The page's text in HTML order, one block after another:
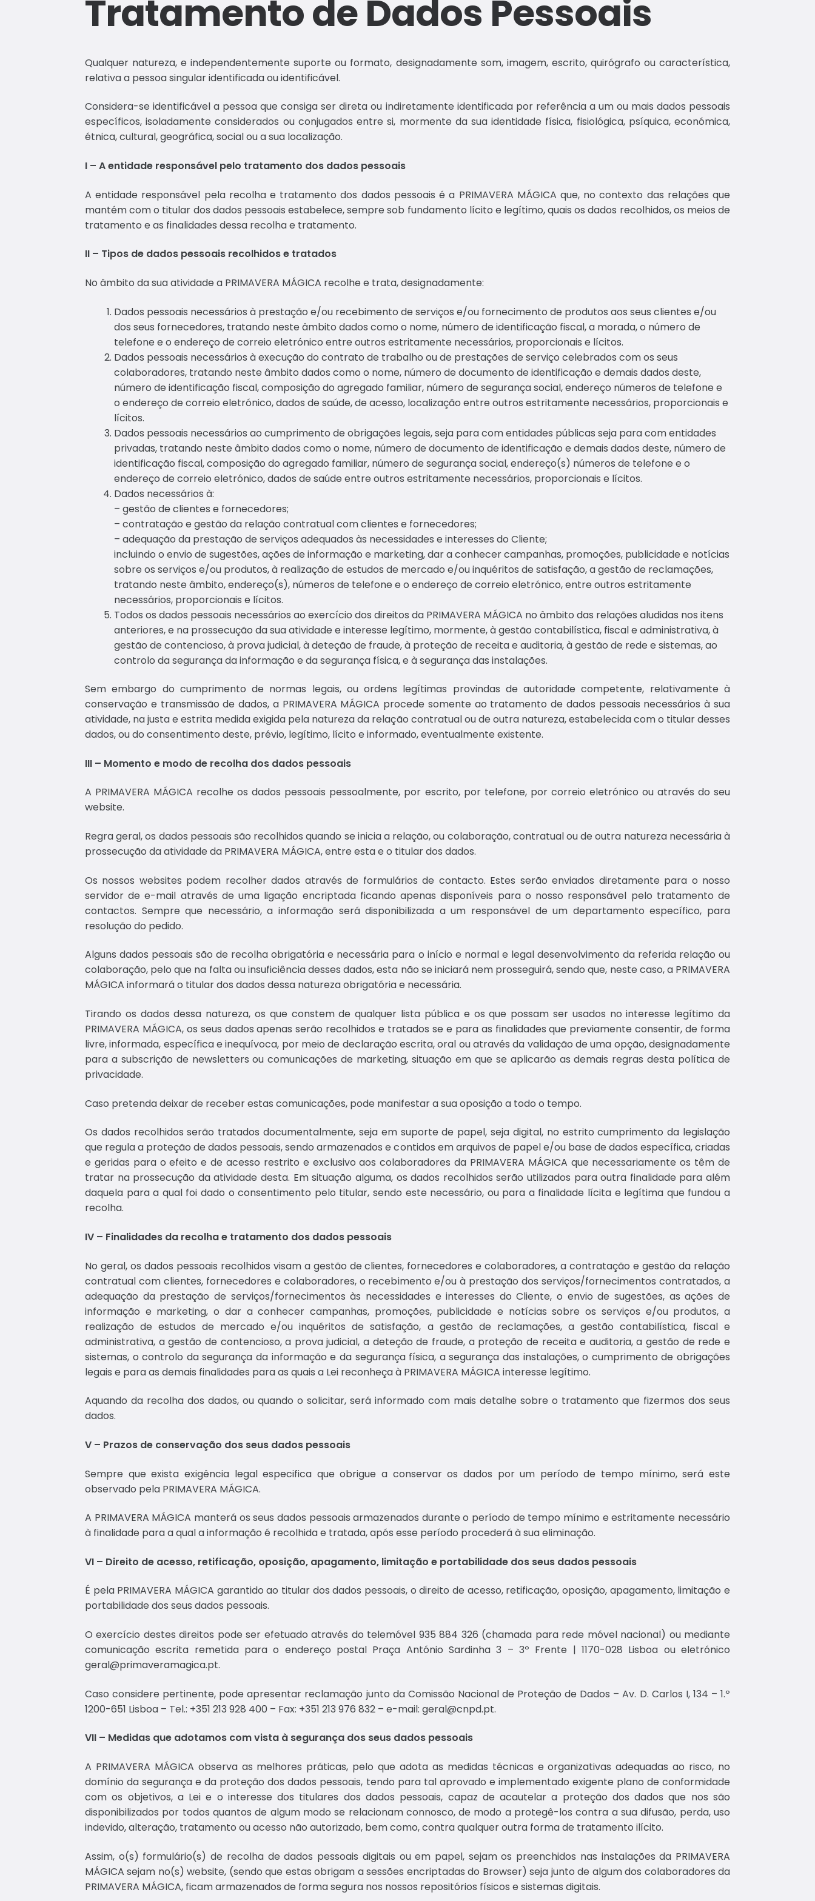
Tratamento de Dados Pessoais
Qualquer natureza, e independentemente suporte ou formato, designadamente som, imagem, escrito, quirógrafo ou característica,
relativa a pessoa singular identificada ou identificável.
Considera-se identificável a pessoa que consiga ser direta ou indiretamente identificada por referência a um ou mais dados pessoais
específicos, isoladamente considerados ou conjugados entre si, mormente da sua identidade física, fisiológica, psíquica, económica,
étnica, cultural, geográfica, social ou a sua localização.
I – A entidade responsável pelo tratamento dos dados pessoais
A entidade responsável pela recolha e tratamento dos dados pessoais é a PRIMAVERA MÁGICA que, no contexto das relações que
mantém com o titular dos dados pessoais estabelece, sempre sob fundamento lícito e legítimo, quais os dados recolhidos, os meios de
tratamento e as finalidades dessa recolha e tratamento.
II – Tipos de dados pessoais recolhidos e tratados
No âmbito da sua atividade a PRIMAVERA MÁGICA recolhe e trata, designadamente:
Dados pessoais necessários à prestação e/ou recebimento de serviços e/ou fornecimento de produtos aos seus clientes e/ou
dos seus fornecedores, tratando neste âmbito dados como o nome, número de identificação fiscal, a morada, o número de
telefone e o endereço de correio eletrónico entre outros estritamente necessários, proporcionais e lícitos.
Dados pessoais necessários à execução do contrato de trabalho ou de prestações de serviço celebrados com os seus
colaboradores, tratando neste âmbito dados como o nome, número de documento de identificação e demais dados deste,
número de identificação fiscal, composição do agregado familiar, número de segurança social, endereço números de telefone e
o endereço de correio eletrónico, dados de saúde, de acesso, localização entre outros estritamente necessários, proporcionais e
lícitos.
Dados pessoais necessários ao cumprimento de obrigações legais, seja para com entidades públicas seja para com entidades
privadas, tratando neste âmbito dados como o nome, número de documento de identificação e demais dados deste, número de
identificação fiscal, composição do agregado familiar, número de segurança social, endereço(s) números de telefone e o
endereço de correio eletrónico, dados de saúde entre outros estritamente necessários, proporcionais e lícitos.
Dados necessários à:
– gestão de clientes e fornecedores;
– contratação e gestão da relação contratual com clientes e fornecedores;
– adequação da prestação de serviços adequados às necessidades e interesses do Cliente;
incluindo o envio de sugestões, ações de informação e marketing, dar a conhecer campanhas, promoções, publicidade e notícias
sobre os serviços e/ou produtos, à realização de estudos de mercado e/ou inquéritos de satisfação, a gestão de reclamações,
tratando neste âmbito, endereço(s), números de telefone e o endereço de correio eletrónico, entre outros estritamente
necessários, proporcionais e lícitos.
Todos os dados pessoais necessários ao exercício dos direitos da PRIMAVERA MÁGICA no âmbito das relações aludidas nos itens
anteriores, e na prossecução da sua atividade e interesse legítimo, mormente, à gestão contabilística, fiscal e administrativa, à
gestão de contencioso, à prova judicial, à deteção de fraude, à proteção de receita e auditoria, à gestão de rede e sistemas, ao
controlo da segurança da informação e da segurança física, e à segurança das instalações.
Sem embargo do cumprimento de normas legais, ou ordens legítimas provindas de autoridade competente, relativamente à
conservação e transmissão de dados, a PRIMAVERA MÁGICA procede somente ao tratamento de dados pessoais necessários à sua
atividade, na justa e estrita medida exigida pela natureza da relação contratual ou de outra natureza, estabelecida com o titular desses
dados, ou do consentimento deste, prévio, legítimo, lícito e informado, eventualmente existente.
III – Momento e modo de recolha dos dados pessoais
A PRIMAVERA MÁGICA recolhe os dados pessoais pessoalmente, por escrito, por telefone, por correio eletrónico ou através do seu
website.
Regra geral, os dados pessoais são recolhidos quando se inicia a relação, ou colaboração, contratual ou de outra natureza necessária à
prossecução da atividade da PRIMAVERA MÁGICA, entre esta e o titular dos dados.
Os nossos websites podem recolher dados através de formulários de contacto. Estes serão enviados diretamente para o nosso
servidor de e-mail através de uma ligação encriptada ficando apenas disponíveis para o nosso responsável pelo tratamento de
contactos. Sempre que necessário, a informação será disponibilizada a um responsável de um departamento específico, para
resolução do pedido.
Alguns dados pessoais são de recolha obrigatória e necessária para o início e normal e legal desenvolvimento da referida relação ou
colaboração, pelo que na falta ou insuficiência desses dados, esta não se iniciará nem prosseguirá, sendo que, neste caso, a PRIMAVERA
MÁGICA informará o titular dos dados dessa natureza obrigatória e necessária.
Tirando os dados dessa natureza, os que constem de qualquer lista pública e os que possam ser usados no interesse legítimo da
PRIMAVERA MÁGICA, os seus dados apenas serão recolhidos e tratados se e para as finalidades que previamente consentir, de forma
livre, informada, específica e inequívoca, por meio de declaração escrita, oral ou através da validação de uma opção, designadamente
para a subscrição de newsletters ou comunicações de marketing, situação em que se aplicarão as demais regras desta política de
privacidade.
Caso pretenda deixar de receber estas comunicações, pode manifestar a sua oposição a todo o tempo.
Os dados recolhidos serão tratados documentalmente, seja em suporte de papel, seja digital, no estrito cumprimento da legislação
que regula a proteção de dados pessoais, sendo armazenados e contidos em arquivos de papel e/ou base de dados específica, criadas
e geridas para o efeito e de acesso restrito e exclusivo aos colaboradores da PRIMAVERA MÁGICA que necessariamente os têm de
tratar na prossecução da atividade desta. Em situação alguma, os dados recolhidos serão utilizados para outra finalidade para além
daquela para a qual foi dado o consentimento pelo titular, sendo este necessário, ou para a finalidade lícita e legítima que fundou a
recolha.
IV – Finalidades da recolha e tratamento dos dados pessoais
No geral, os dados pessoais recolhidos visam a gestão de clientes, fornecedores e colaboradores, a contratação e gestão da relação
contratual com clientes, fornecedores e colaboradores, o recebimento e/ou à prestação dos serviços/fornecimentos contratados, a
adequação da prestação de serviços/fornecimentos às necessidades e interesses do Cliente, o envio de sugestões, as ações de
informação e marketing, o dar a conhecer campanhas, promoções, publicidade e notícias sobre os serviços e/ou produtos, a
realização de estudos de mercado e/ou inquéritos de satisfação, a gestão de reclamações, a gestão contabilística, fiscal e
administrativa, a gestão de contencioso, a prova judicial, a deteção de fraude, a proteção de receita e auditoria, a gestão de rede e
sistemas, o controlo da segurança da informação e da segurança física, a segurança das instalações, o cumprimento de obrigações
legais e para as demais finalidades para as quais a Lei reconheça à PRIMAVERA MÁGICA interesse legítimo.
Aquando da recolha dos dados, ou quando o solicitar, será informado com mais detalhe sobre o tratamento que fizermos dos seus
dados.
V – Prazos de conservação dos seus dados pessoais
Sempre que exista exigência legal especifica que obrigue a conservar os dados por um período de tempo mínimo, será este
observado pela PRIMAVERA MÁGICA.
A PRIMAVERA MÁGICA manterá os seus dados pessoais armazenados durante o período de tempo mínimo e estritamente necessário
à finalidade para a qual a informação é recolhida e tratada, após esse período procederá à sua eliminação.
VI – Direito de acesso, retificação, oposição, apagamento, limitação e portabilidade dos seus dados pessoais
É pela PRIMAVERA MÁGICA garantido ao titular dos dados pessoais, o direito de acesso, retificação, oposição, apagamento, limitação e
portabilidade dos seus dados pessoais.
O exercício destes direitos pode ser efetuado através do telemóvel 935 884 326 (chamada para rede móvel nacional) ou mediante
comunicação escrita remetida para o endereço postal Praça António Sardinha 3 – 3º Frente | 1170-028 Lisboa ou eletrónico
geral@primaveramagica.pt.
Caso considere pertinente, pode apresentar reclamação junto da Comissão Nacional de Proteção de Dados – Av. D. Carlos I, 134 – 1.º
1200-651 Lisboa – Tel.: +351 213 928 400 – Fax: +351 213 976 832 – e-mail: geral@cnpd.pt.
VII – Medidas que adotamos com vista à segurança dos seus dados pessoais
A PRIMAVERA MÁGICA observa as melhores práticas, pelo que adota as medidas técnicas e organizativas adequadas ao risco, no
domínio da segurança e da proteção dos dados pessoais, tendo para tal aprovado e implementado exigente plano de conformidade
com os objetivos, a Lei e o interesse dos titulares dos dados pessoais, capaz de acautelar a proteção dos dados que nos são
disponibilizados por todos quantos de algum modo se relacionam connosco, de modo a protegê-los contra a sua difusão, perda, uso
indevido, alteração, tratamento ou acesso não autorizado, bem como, contra qualquer outra forma de tratamento ilícito.
Assim, o(s) formulário(s) de recolha de dados pessoais digitais ou em papel, sejam os preenchidos nas instalações da PRIMAVERA
MÁGICA sejam no(s) website, (sendo que estas obrigam a sessões encriptadas do Browser) seja junto de algum dos colaboradores da
PRIMAVERA MÁGICA, ficam armazenados de forma segura nos nossos repositórios físicos e sistemas digitais.